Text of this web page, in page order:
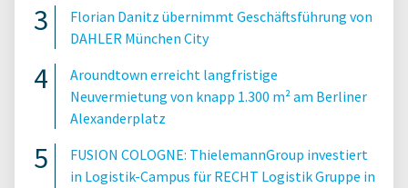
Florian Danitz übernimmt Geschäftsführung von
DAHLER München City
Aroundtown erreicht langfristige
Neuvermietung von knapp 1.300 m² am Berliner
Alexanderplatz
FUSION COLOGNE: ThielemannGroup investiert
in Logistik-Campus für RECHT Logistik Gruppe in